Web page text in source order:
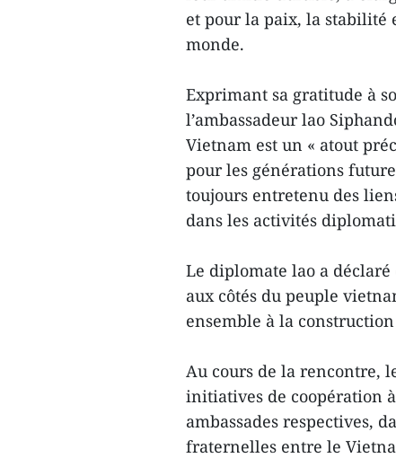
et pour la paix, la stabilité
monde.
Exprimant sa gratitude à
l’ambassadeur lao
Vietnam est un « atout
pour les générations
toujours entretenu des
dans les activités
Le diplomate lao a
aux côtés du peuple
ensemble à la
Au cours de la rencontre,
initiatives de coopération
ambassades respectives,
fraternelles entre le